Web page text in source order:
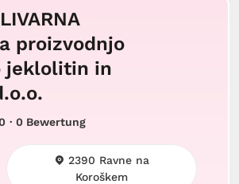
proizvodnjo
jeklolitin in
· 0 Bewertung
2390 Ravne na
Koroškem